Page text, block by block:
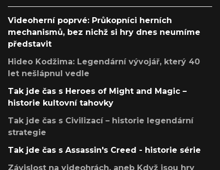
Videoherní poprvé: Průkopníci herních
mechanismů, bez nichž si hry dnes neumíme
představit
Hideo Kodžima: Legendární vývojář, který 40
let nešlápnul vedle
Tak jde čas s Heroes of Might and Magic –
historie kultovní tahovky
Tak jde čas s Civilizací – historie legendární
strategie
Tak jde čas s Assassin's Creed - historie série
Závislost na videohrách, aneb Když jsou hry